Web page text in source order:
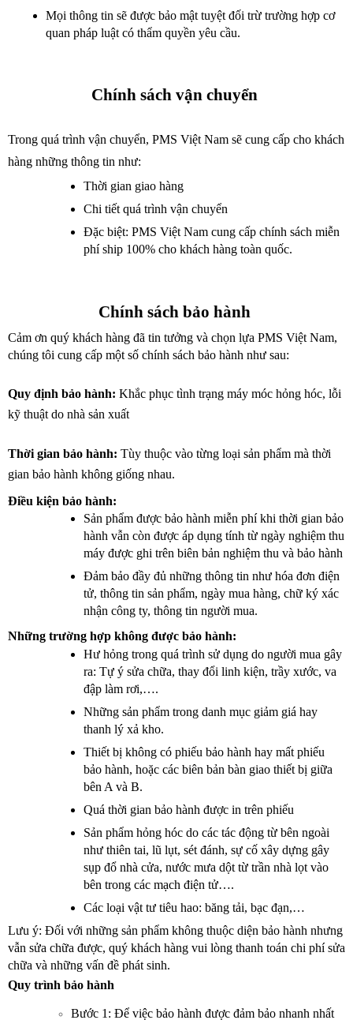
Mọi thông tin sẽ được bảo mật tuyệt đối trừ trường hợp cơ
quan pháp luật có thẩm quyền yêu cầu.
Chính sách vận chuyển
Trong quá trình vận chuyển, PMS Việt Nam sẽ cung cấp cho khách
hàng những thông tin như:
Thời gian giao hàng
Chi tiết quá trình vận chuyển
Đặc biệt: PMS Việt Nam cung cấp chính sách miễn
phí ship 100% cho khách hàng toàn quốc.
Chính sách bảo hành
Cảm ơn quý khách hàng đã tin tưởng và chọn lựa PMS Việt Nam,
chúng tôi cung cấp một số chính sách bảo hành như sau:
Quy định bảo hành: Khắc phục tình trạng máy móc hỏng hóc, lỗi
kỹ thuật do nhà sản xuất
Thời gian bảo hành: Tùy thuộc vào từng loại sản phẩm mà thời
gian bảo hành không giống nhau.
Điều kiện bảo hành:
Sản phẩm được bảo hành miễn phí khi thời gian bảo
hành vẫn còn được áp dụng tính từ ngày nghiệm thu
máy được ghi trên biên bản nghiệm thu và bảo hành
Đảm bảo đầy đủ những thông tin như hóa đơn điện
tử, thông tin sản phẩm, ngày mua hàng, chữ ký xác
nhận công ty, thông tin người mua.
Những trường hợp không được bảo hành:
Hư hỏng trong quá trình sử dụng do người mua gây
ra: Tự ý sửa chữa, thay đổi linh kiện, trầy xước, va
đập làm rơi,….
Những sản phẩm trong danh mục giảm giá hay
thanh lý xả kho.
Thiết bị không có phiếu bảo hành hay mất phiếu
bảo hành, hoặc các biên bản bàn giao thiết bị giữa
bên A và B.
Quá thời gian bảo hành được in trên phiếu
Sản phẩm hỏng hóc do các tác động từ bên ngoài
như thiên tai, lũ lụt, sét đánh, sự cố xây dựng gây
sụp đổ nhà cửa, nước mưa dột từ trần nhà lọt vào
bên trong các mạch điện tử….
Các loại vật tư tiêu hao: băng tải, bạc đạn,…
Lưu ý: Đối với những sản phẩm không thuộc diện bảo hành nhưng
vẫn sửa chữa được, quý khách hàng vui lòng thanh toán chi phí sửa
chữa và những vấn đề phát sinh.
Quy trình bảo hành
Bước 1: Để việc bảo hành được đảm bảo nhanh nhất